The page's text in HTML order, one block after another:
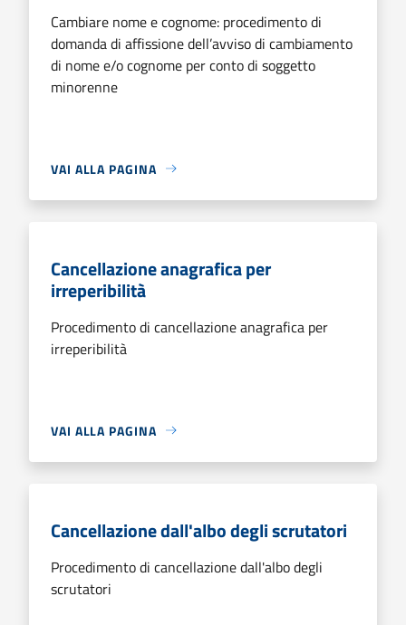
Cambiare nome e cognome: procedimento di
domanda di affissione dell’avviso di cambiamento
di nome e/o cognome per conto di soggetto
minorenne
VAI ALLA PAGINA
Cancellazione anagrafica per
irreperibilità
Procedimento di cancellazione anagrafica per
irreperibilità
VAI ALLA PAGINA
Cancellazione dall'albo degli scrutatori
Procedimento di cancellazione dall'albo degli
scrutatori